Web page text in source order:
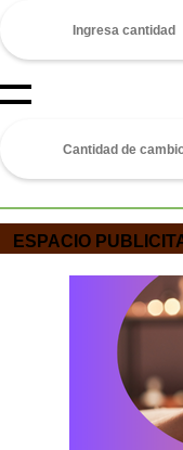
ESPACIO